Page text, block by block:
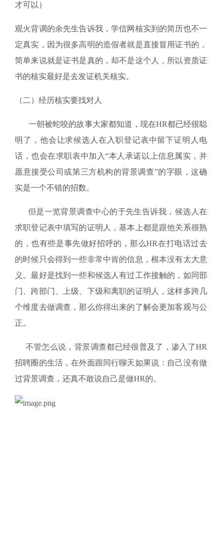
才可以）
观火背调的余先生告诉我，学信网核实到的简历也不一
定真实，因为很多高明的造假者就是直接冒用证书的，
简单来说就是证书是真的，却不是这个人，所以资质证
书的核实最好是去发证机关核实。
（二）经历核实要找对人
一朝被蛇咬的故事大家都知道，现在HR都已经很聪
明了，他会让求候选人在入职登记表中留下证明人电
话，也会在求职表中加入“本人承诺以上信息属实，并
愿意接受公司或第三方机构的背景调查”的字眼，这确
实是一个不错的招数。
但是一览背景调查中心的于先生告诉我，候选人在
求职登记表中填写的证明人，基本上都是跟他关系很熟
的，也有些是事先做好招呼的，那么HR在打电话过去
的时候只会得到一些非常中肯的信息，根本没有太大意
义。最好是找到一些和候选人有过工作接触的，如同部
门、跨部门、上级、下级和离职的证明人，这样多跨几
个维度去做调查，那么你得出来的了解会更加客观与公
正。
不管怎么说，背景调查都已经很普及了，渗入了HR
招聘圈的生活，在外面跟同行聊天如果说：自己没有做
过背景调查，还真不敢说自己是做HR的。